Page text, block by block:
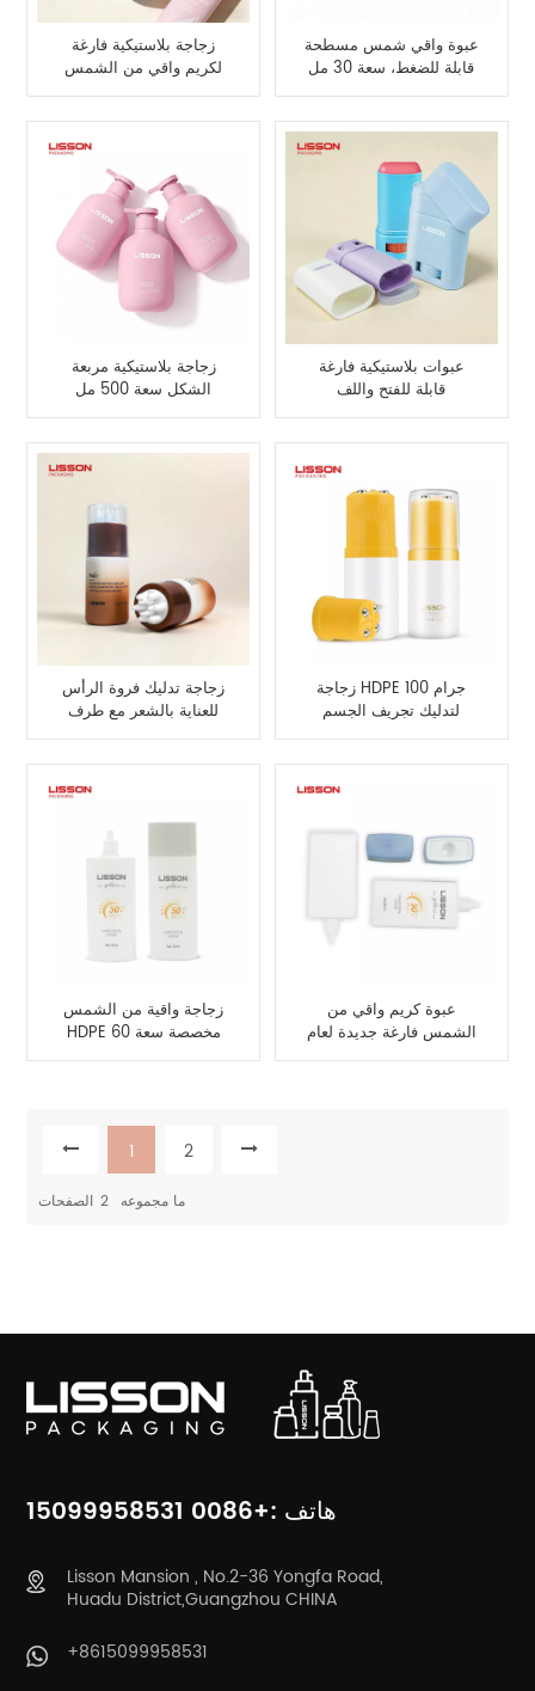
زجاجة بلاستيكية فارغة
لكريم واقي من الشمس
بغطاء لولبي
عبوة واقي شمس مسطحة
قابلة للضغط، سعة 30 مل
أو 50 مل
زجاجة بلاستيكية مربعة
الشكل سعة 500 مل
مصنوعة حسب الطلب من
والمخملي
عبوات بلاستيكية فارغة
قابلة للفتح واللف
زجاجة تدليك فروة الرأس
للعناية بالشعر مع طرف
سيليكون
زجاجة HDPE 100 جرام
لتدليك تجريف الجسم
زجاجة واقية من الشمس
HDPE مخصصة سعة 60
مل
عبوة كريم واقي من
الشمس فارغة جديدة لعام
٢٠٢٥
1 2
ما مجموعه 2 الصفحات
هاتف :+0086 15099958531
Lisson Mansion , No.2-36 Yongfa Road,
Huadu District,Guangzhou CHINA
+8615099958531